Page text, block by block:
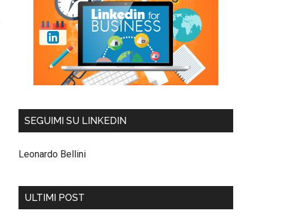
SEGUIMI SU LINKEDIN
Leonardo Bellini
ULTIMI POST